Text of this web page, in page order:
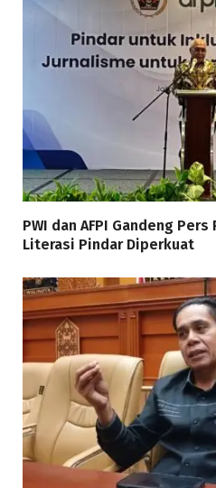
PWI dan AFPI Gandeng
Literasi Pindar Diperkuat